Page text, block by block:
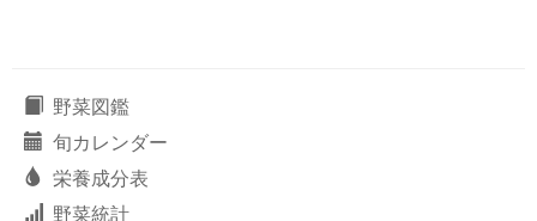
野菜図鑑
旬カレンダー
栄養成分表
野菜統計